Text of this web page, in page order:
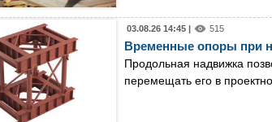
03.08.26 14:45 | 515
Временные опоры при
Продольная надвижка
перемещать его в